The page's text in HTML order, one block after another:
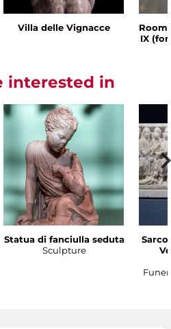
Villa delle Vignacce
Room
IX
interested in
Statua di fanciulla seduta
Sculpture